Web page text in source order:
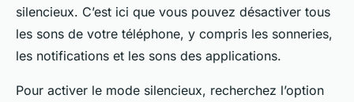
silencieux. C’est ici que vous pouvez désactiver tous
les sons de votre téléphone, y compris les sonneries,
les notifications et les sons des applications.
Pour activer le mode silencieux, recherchez l’option